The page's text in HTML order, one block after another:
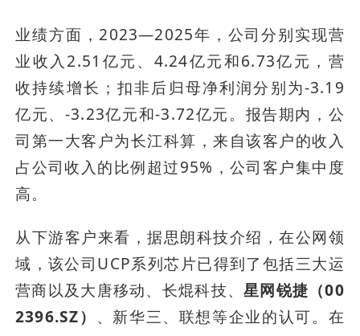
业绩方面，2023—2025年，公司分别实现营
业收入2.51亿元、4.24亿元和6.73亿元，营
收持续增长；扣非后归母净利润分别为-3.19
亿元、-3.23亿元和-3.72亿元。报告期内，公
司第一大客户为长江科算，来自该客户的收入
占公司收入的比例超过95%，公司客户集中度
高。
从下游客户来看，据思朗科技介绍，在公网领
域，该公司UCP系列芯片已得到了包括三大运
营商以及大唐移动、长焜科技、星网锐捷（00
2396.SZ） 、新华三、联想等企业的认可。在